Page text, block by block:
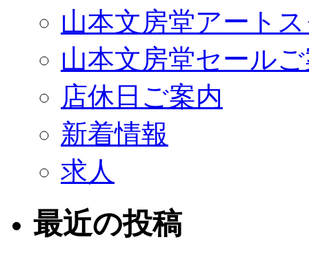
山本文房堂アート
山本文房堂セール
店休日ご案内
新着情報
求人
最近の投稿